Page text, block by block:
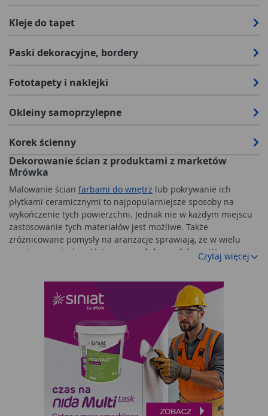
Kleje do tapet
Paski dekoracyjne, bordery
Fototapety i naklejki
Okleiny samoprzylepne
Korek ścienny
Dekorowanie ścian z produktami z marketów
Mrówka
Malowanie ścian farbami do wnętrz lub pokrywanie ich
płytkami ceramicznymi to najpopularniejsze sposoby na
wykończenie tych powierzchni. Jednak nie w każdym miejscu
zastosowanie tych materiałów jest możliwe. Także
zróżnicowane pomysły na aranżacje sprawiają, że w wielu
pomieszczeniach naklejane są
ozdoby na ścianę. W
marketach Mrówka można znaleźć produkty służące do
dekoracje na ścianę
z naniesionymi wzorami czy nietypową
kolorystyką. W tej grupie znajdują się preparaty, które będą
potrzebne do ich montażu. Dzięki temu z łatwością można
przeprowadzić remont i zakończyć go sukcesem w postaci
estetycznego wnętrza.
Oklejanie - czy to dobry pomysł na ścianę?
Część osób uważa, żedekoracja ściany w saloniez
zastosowaniem okleiny lub tapety nie jest najbardziej
estetycznym rozwiązaniem. Tymczasem popularność tego
Czytaj więcej